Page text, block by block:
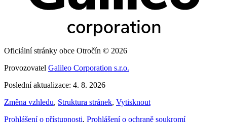
Oficiální stránky obce Otročín © 2026
Provozovatel Galileo Corporation s.r.o.
Poslední aktualizace: 4. 8. 2026
Změna vzhledu, Struktura stránek, Vytisknout
Prohlášení o přístupnosti, Prohlášení o ochraně soukromí